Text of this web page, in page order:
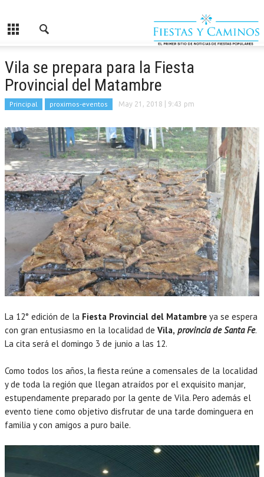
Vila se prepara para la Fiesta
Provincial del Matambre
Principal proximos-eventos May 21, 2018 | 9:43 pm
La 12° edición de la Fiesta Provincial del Matambre ya se espera
con gran entusiasmo en la localidad de Vila, provincia de Santa Fe.
La cita será el domingo 3 de junio a las 12.
Como todos los años, la fiesta reúne a comensales de la localidad
y de toda la región que llegan atraídos por el exquisito manjar,
estupendamente preparado por la gente de Vila. Pero además el
evento tiene como objetivo disfrutar de una tarde dominguera en
familia y con amigos a puro baile.